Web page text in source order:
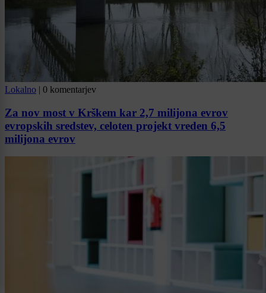
Lokalno | 0 komentarjev
Za nov most v Krškem kar 2,7 milijona evrov
evropskih sredstev, celoten projekt vreden 6,5
milijona evrov